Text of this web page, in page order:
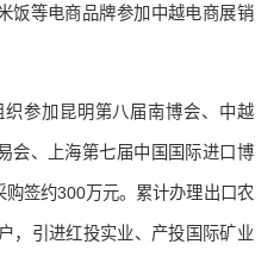
饭等电商品牌参加中越电商展销
织参加昆明第八届南博会、中越
会、上海第七届中国国际进口博
签约300万元。累计办理出口农
，引进红投实业、产投国际矿业